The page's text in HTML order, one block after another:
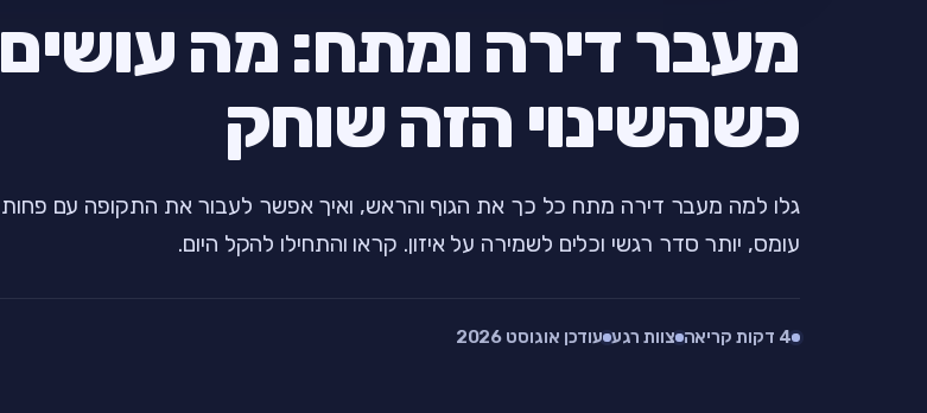
מעבר דירה ומתח: מה עושים
כשהשינוי הזה שוחק
גלו למה מעבר דירה מתח כל כך את הגוף והראש, ואיך אפשר לעבור את התקופה עם פחות
עומס, יותר סדר רגשי וכלים לשמירה על איזון. קראו והתחילו להקל היום.
4 דקות קריאה צוות רגע עודכן אוגוסט 2026